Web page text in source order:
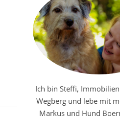
Ich bin Steffi,
Wegberg und lebe mit
Markus und Hund